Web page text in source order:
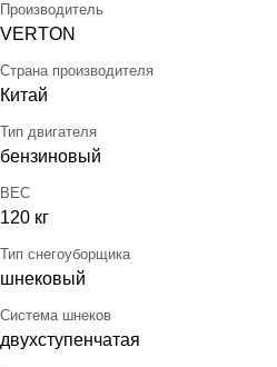
Производитель
VERTON
Страна производителя
Китай
Тип двигателя
бензиновый
ВЕС
120 кг
Тип снегоуборщика
шнековый
Система шнеков
двухступенчатая